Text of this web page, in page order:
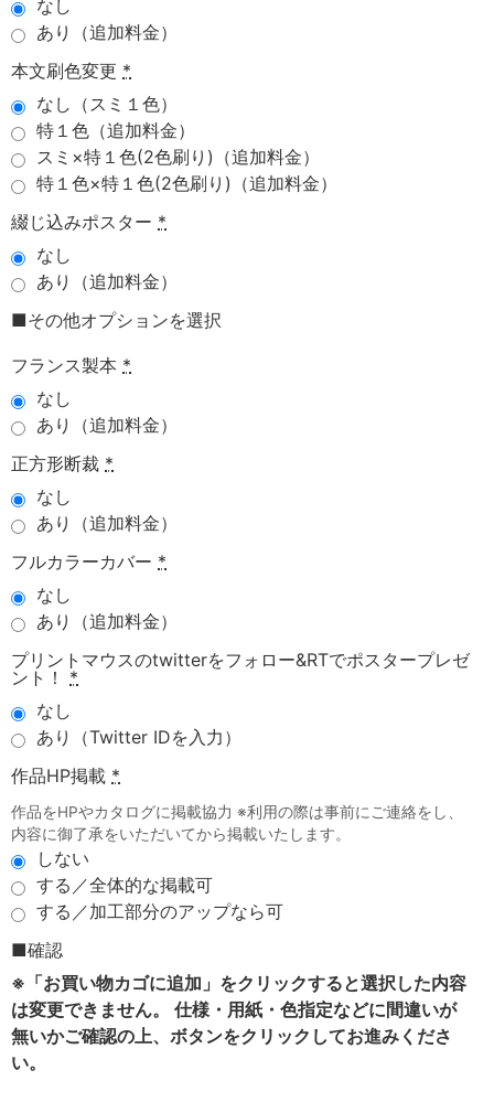
なし
あり（追加料金）
本文刷色変更 *
なし（スミ１色）
特１色（追加料金）
スミ×特１色(2色刷り)（追加料金）
特１色×特１色(2色刷り)（追加料金）
綴じ込みポスター *
なし
あり（追加料金）
■その他オプションを選択
フランス製本 *
なし
あり（追加料金）
正方形断裁 *
なし
あり（追加料金）
フルカラーカバー *
なし
あり（追加料金）
プリントマウスのtwitterをフォロー&RTでポスタープレゼ
ント！
*
なし
あり（Twitter IDを入力）
作品HP掲載 *
作品をHPやカタログに掲載協力 ※利用の際は事前にご連絡をし、
内容に御了承をいただいてから掲載いたします。
しない
する／全体的な掲載可
する／加工部分のアップなら可
■確認
※「お買い物カゴに追加」をクリックすると選択した内容
は変更できません。 仕様・用紙・色指定などに間違いが
無いかご確認の上、ボタンをクリックしてお進みくださ
い。